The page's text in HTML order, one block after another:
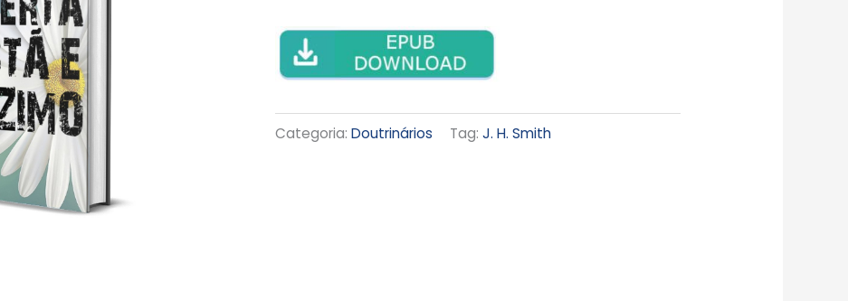
Categoria: Doutrinários Tag: J. H. Smith